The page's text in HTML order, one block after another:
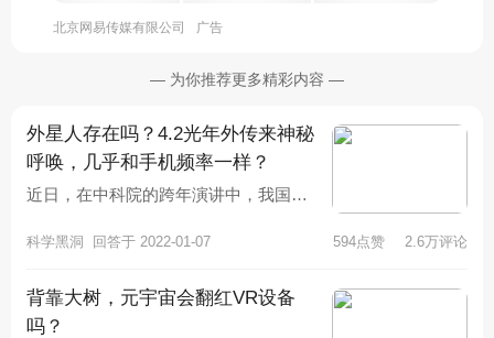
北京网易传媒有限公司 广告
— 为你推荐更多精彩内容 —
外星人存在吗？4.2光年外传来神秘
呼唤，几乎和手机频率一样？
近日，在中科院的跨年演讲中，我国天
介绍了了一些科普知识，并且表明自
科学黑洞 回答于 2022-01-07 594点赞 2.6万评论
背靠大树，元宇宙会翻红VR设备
吗？